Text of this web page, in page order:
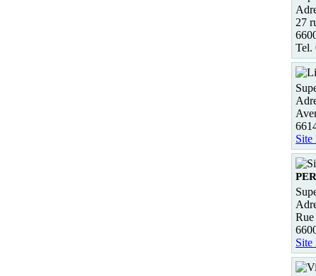
27
Tel.
Site
Site